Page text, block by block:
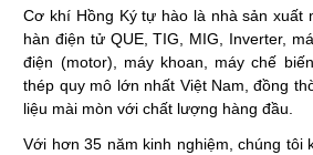
Cơ khí Hồng Ký tự hào là nhà sản xuất
hàn điện tử QUE, TIG, MIG, Inverter,
điện (motor), máy khoan, máy chế
thép quy mô lớn nhất Việt Nam, đồng
liệu mài mòn với chất lượng hàng đầu.
Với hơn 35 năm kinh nghiệm, chúng tôi